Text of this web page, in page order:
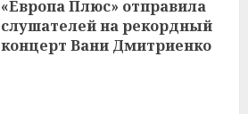
«Европа Плюс» отправила
слушателей на рекордный
концерт Вани Дмитриенко